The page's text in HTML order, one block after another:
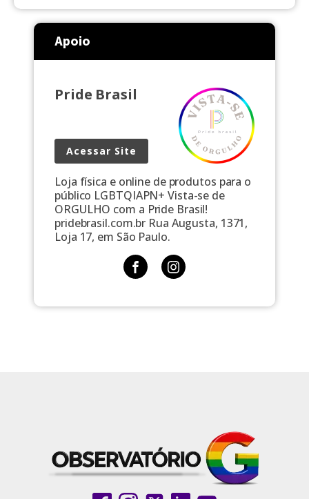
especial por si só, mas chamou atenção em função
do ovo ter sido chocado pelo casal de flamingos
chilenos do mesmo sexo, Curtis e Arthur. De
acordo com as informações da BBC, […]
Apoio
Pride Brasil
Acessar Site
Loja física e online de produtos para o
público LGBTQIAPN+ Vista-se de
ORGULHO com a Pride Brasil!
pridebrasil.com.br Rua Augusta, 1371,
Loja 17, em São Paulo.